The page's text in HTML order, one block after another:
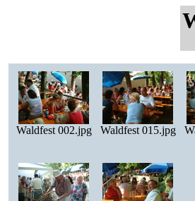
Waldfest 002.jpg Waldfest 015.jpg